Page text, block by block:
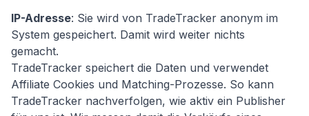
IP-Adresse: Sie wird von TradeTracker anonym im
System gespeichert. Damit wird weiter nichts
gemacht.
TradeTracker speichert die Daten und verwendet
Affiliate Cookies und Matching-Prozesse. So kann
TradeTracker nachverfolgen, wie aktiv ein Publisher